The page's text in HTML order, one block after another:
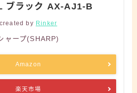
ブラック AX-AJ1-B
created by Rinker
ャープ(SHARP)
Amazon
楽天市場